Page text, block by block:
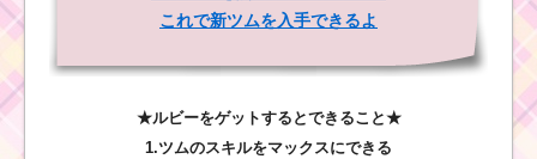
これで新ツムを入手できるよ
★ルビーをゲットするとできること★
1.ツムのスキルをマックスにできる